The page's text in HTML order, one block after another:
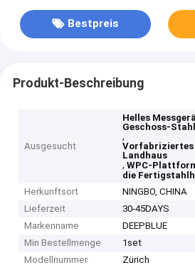
Bestpreis
Produkt-Beschreibung
Ausgesucht
Helles
Geschoss-
,
Vorfabriziertes
Landhaus
,WPC-
die
Herkunftsort
NINGBO, CHINA
Lieferzeit
30-45DAYS
Markenname
DEEPBLUE
Min Bestellmenge
1set
Modellnummer
Zürich